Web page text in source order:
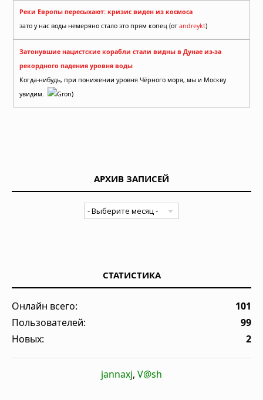
Реки Европы пересыхают: кризис виден из космоса
зато у нас воды немеряно стало это прям копец (от andreykt)
Затонувшие нацистские корабли стали видны в Дунае из-за
рекордного падения уровня воды
Когда-нибудь, при понижении уровня Чёрного моря, мы и Москву
увидим.
Gron)
АРХИВ ЗАПИСЕЙ
СТАТИСТИКА
Онлайн всего:
101
Пользователей:
99
Новых:
2
jannaxj, V@sh